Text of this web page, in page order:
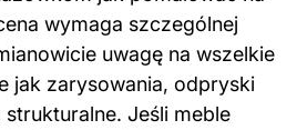
wymaga szczególnej
uwagę na wszelkie
jak zarysowania, odpryski
Jeśli meble